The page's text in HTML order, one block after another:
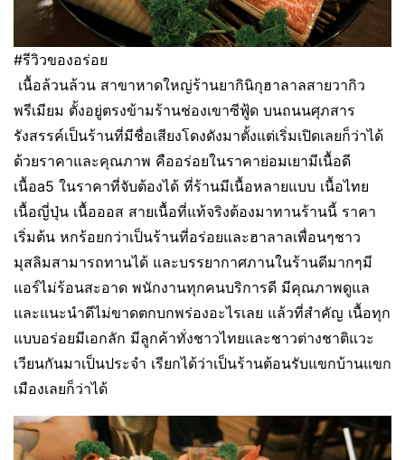
#รีวิวของอร่อย
เนื้อล้วนล้วน สาขาหาดใหญ่ร้านยากินิกุฮาลาลสายวากิว
พรีเมียม ตั้งอยู่ตรงข้ามร้านช่องเขาซีฟู้ด บนถนนศุภสาร
รังสรรค์เป็นร้านที่มีชื่อเสียงโดงดังมาตั้งแต่เริ่มเปิดเลยก็ว่าได้
ด้วยราคาและคุณภาพ คืออร่อยในราคาย่อมเยามีเนื้อดี
เนื้อa5 ในราคาที่จับต้องได้ ที่ร้านมีเนื้อหลายแบบ เนื้อไทย
เนื้อญี่ปุ่น เนื้อออส สายเนื้อที่แท้จริงต้องมาทานร้านนี้ ราคา
เริ่มต้น หกร้อยกว่าเป็นร้านที่อร่อยและฮาลาลเพื่อนๆชาว
มุสลิมสามารถทานได้ และบรรยากาศภานในร้านดีมากๆมี
แอร์ไม่ร้อนสะอาด พนักงานทุกคนบริการดี มีคุณภาพดูแล
และแนะนำดีไม่ขาดตกบกพร่องอะไรเลย แล้วที่สำคัญ เนื้อทุก
แบบอร่อยมีเอกลัก มีลูกค้าทั่งชาวไทยและชาวต่างชาติแวะ
เวียนกันมาเป็นประจำ เรียกได้ว่าเป็นร้านต้อนรับแขกบ้านแขก
เมืองเลยก็ว่าได้